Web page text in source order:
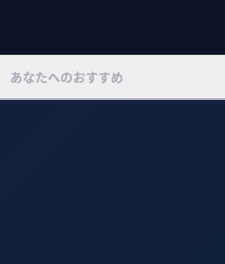
あなたへのおすすめ